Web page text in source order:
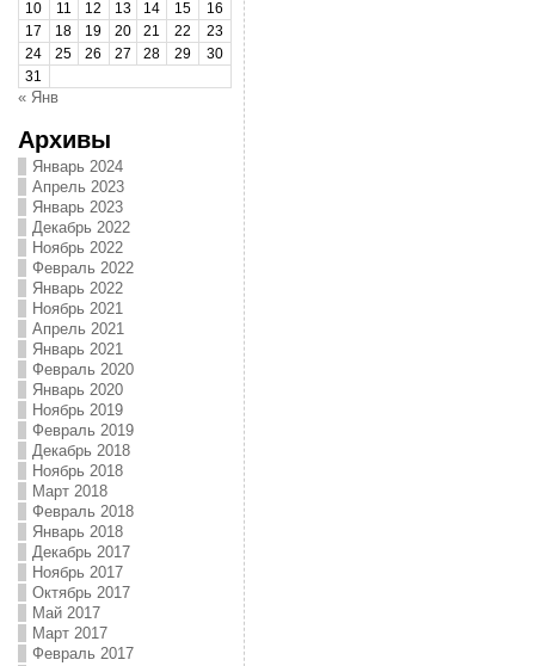
10
11 12 13 14 15
16
17
18 19 20 21 22
23
24
25 26 27 28 29
30
31
« Янв
Архивы
Январь 2024
Апрель 2023
Январь 2023
Декабрь 2022
Ноябрь 2022
Февраль 2022
Январь 2022
Ноябрь 2021
Апрель 2021
Январь 2021
Февраль 2020
Январь 2020
Ноябрь 2019
Февраль 2019
Декабрь 2018
Ноябрь 2018
Март 2018
Февраль 2018
Январь 2018
Декабрь 2017
Ноябрь 2017
Октябрь 2017
Май 2017
Март 2017
Февраль 2017